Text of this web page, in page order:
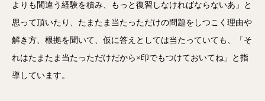
よりも間違う経験を積み、もっと復習しなければならないあ」と
思って頂いたり、たまたま当たっただけの問題をしつこく理由や
解き方、根拠を聞いて、仮に答えとしては当たっていても、「そ
れはたまたま当たっただけだから×印でもつけておいてね」と指
導しています。